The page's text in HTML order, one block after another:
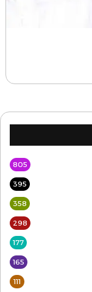
805
395
358
298
177
165
111